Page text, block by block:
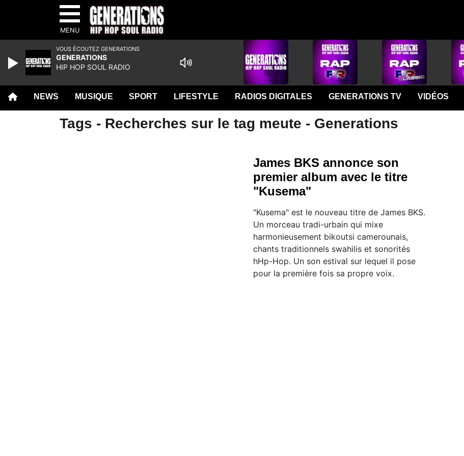
MENU
NEWS MUSIQUE SPORT LIFESTYLE RADIOS DIGITALES GENERATIONS TV VIDÉOS
Tags - Recherches sur le tag meute - Generations
James BKS annonce son
premier album avec le titre
"Kusema"
"Kusema" est le nouveau titre de James BKS.
Un morceau tradi-urbain qui mixe
harmonieusement bikoutsi camerounais,
chants traditionnels swahilis et sonorités
hHp-Hop. Un son estival sur lequel il pose
pour la première fois sa propre voix.
VOUS ÉCOUTEZ GENERATIONS
GENERATIONS
HIP HOP SOUL RADIO